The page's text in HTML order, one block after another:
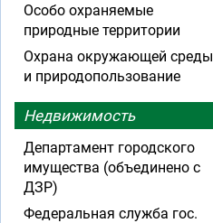
Особо охраняемые
природные территории
Охрана окружающей среды
и природопользование
Недвижимость
Департамент городского
имущества (объединено с
ДЗР)
Федеральная служба гос.